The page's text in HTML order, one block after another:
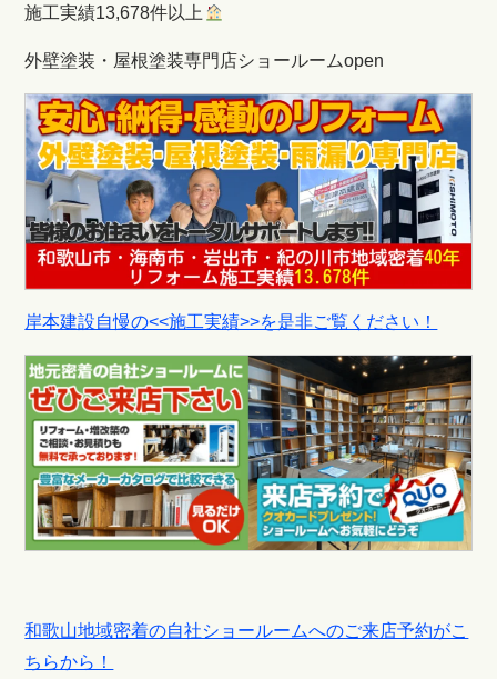
施工実績13,678件以上
外壁塗装・屋根塗装専門店ショールームopen
岸本建設自慢の<<施工実績>>を是非ご覧ください！
和歌山地域密着の自社ショールームへのご来店予約がこ
ちらから！